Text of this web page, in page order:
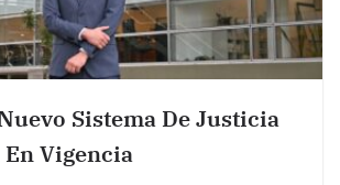
Sistema De Justicia
Vigencia